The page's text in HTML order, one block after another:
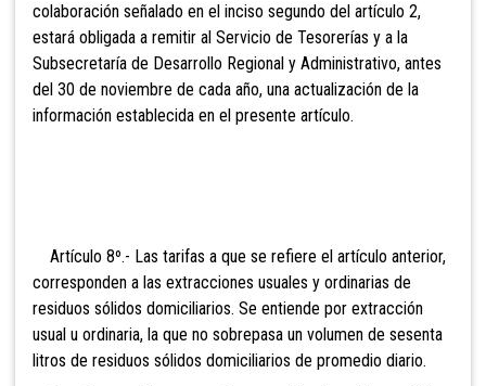
colaboración señalado en el inciso segundo del artículo 2,
estará obligada a remitir al Servicio de Tesorerías y a la
Subsecretaría de Desarrollo Regional y Administrativo, antes
del 30 de noviembre de cada año, una actualización de la
información establecida en el presente artículo.
Artículo 8º.- Las tarifas a que se refiere el artículo anterior,
corresponden a las extracciones usuales y ordinarias de
residuos sólidos domiciliarios. Se entiende por extracción
usual u ordinaria, la que no sobrepasa un volumen de sesenta
litros de residuos sólidos domiciliarios de promedio diario.